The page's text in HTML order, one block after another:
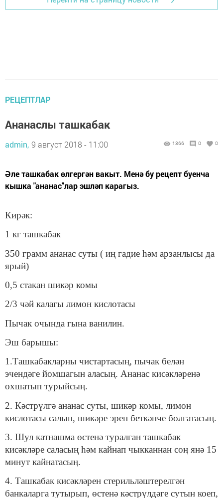
РЕЦЕПТЛАР
Ананаслы ташкабак
admin, 9 август 2018 - 11:00 1366 0 0
Әле ташкабак өлгергән вакыт. Менә бу рецепт буенча
кышка "ананас"лар эшләп карагыз.
Кирәк:
1 кг ташкабак
350 грамм ананас суты ( иң гадие һәм арзанлысы да
ярый)
0,5 стакан шикәр комы
2/3 чәй калагы лимон кислотасы
Пычак очында гына ванилин.
Эш барышы:
1.Ташкабакларны чистартасың, пычак белән
эчендәге йомшагын аласың. Ананас кисәкләренә
охшатып турыйсың.
2. Кәстрүлгә ананас суты, шикәр комы, лимон
кислотасы салып, шикәре эреп беткәнче болгатасың.
3. Шул катнашма өстенә туралган ташкабак
кисәкләре саласың һәм кайнап чыкканнан соң янә 15
минут кайнатасың.
4. Ташкабак кисәкләрен стерильләштерелгән
банкаларга тутырып, өстенә кәстрүлдәге сутын коеп,